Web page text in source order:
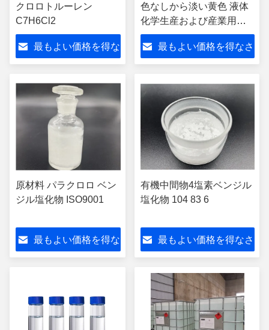
クロロトルーレン
C7H6Cl2
最もよい価格を得な
色なしから淡い黄色 液体
化学生産および産業用原
材料
最もよい価格を得なさ
原材料 パラクロロ ベン
ジル塩化物 ISO9001
最もよい価格を得な
有機中間物4塩素ベンジル
塩化物 104 83 6
最もよい価格を得なさ